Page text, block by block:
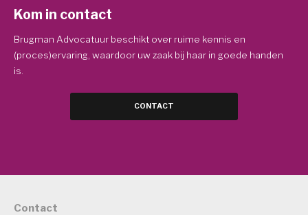
Kom in contact
Brugman Advocatuur beschikt over ruime kennis en
(proces)ervaring, waardoor uw zaak bij haar in goede handen
is.
CONTACT
Contact